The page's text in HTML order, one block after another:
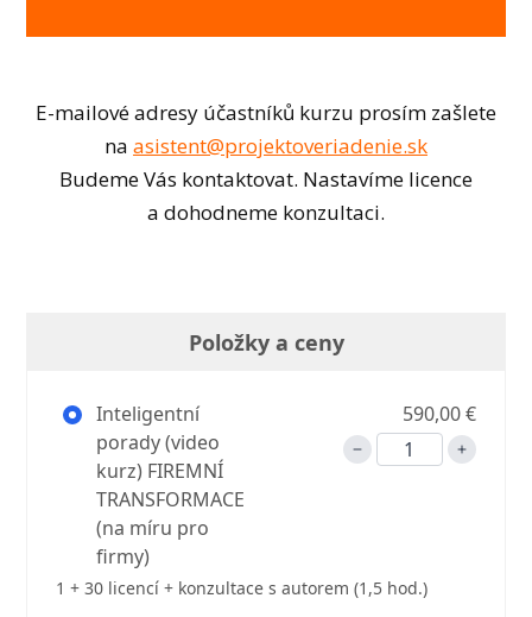
E-mailové adresy účastníků kurzu prosím zašlete
na asistent@projektoveriadenie.sk
Budeme Vás kontaktovat. Nastavíme licence
a dohodneme konzultaci.
Položky a ceny
Inteligentní
porady (video
kurz) FIREMNÍ
TRANSFORMACE
(na míru pro
firmy)
590,00 €
1 + 30 licencí + konzultace s autorem (1,5 hod.)